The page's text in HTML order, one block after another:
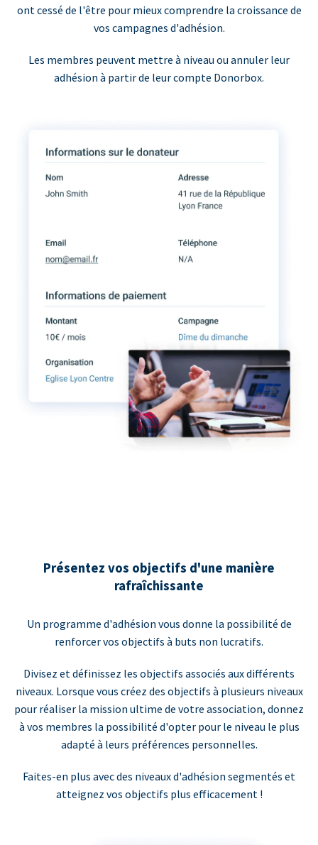
ont cessé de l'être pour mieux comprendre la croissance de
vos campagnes d'adhésion.
Les membres peuvent mettre à niveau ou annuler leur
adhésion à partir de leur compte Donorbox.
Présentez vos objectifs d'une manière
rafraîchissante
Un programme d'adhésion vous donne la possibilité de
renforcer vos objectifs à buts non lucratifs.
Divisez et définissez les objectifs associés aux différents
niveaux. Lorsque vous créez des objectifs à plusieurs niveaux
pour réaliser la mission ultime de votre association, donnez
à vos membres la possibilité d'opter pour le niveau le plus
adapté à leurs préférences personnelles.
Faites-en plus avec des niveaux d'adhésion segmentés et
atteignez vos objectifs plus efficacement !